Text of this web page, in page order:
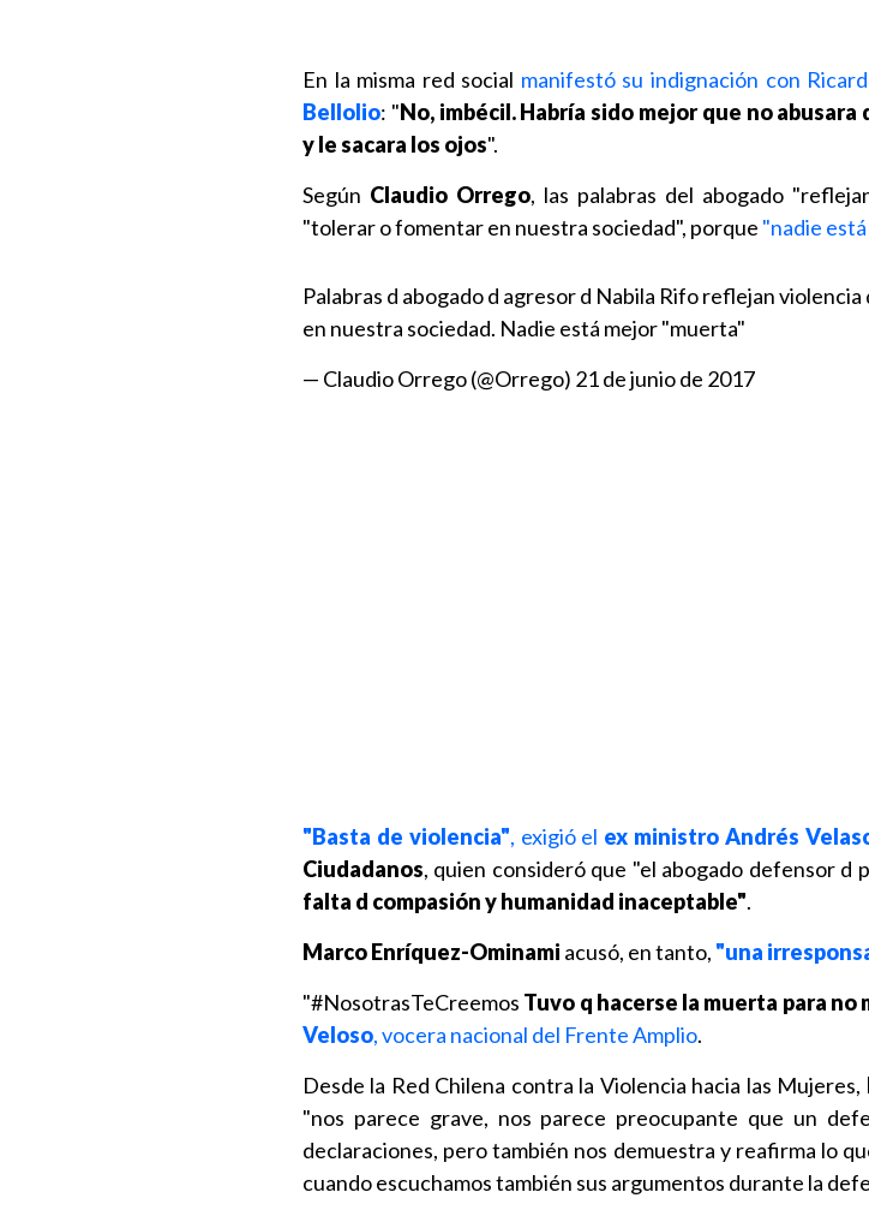
En la misma red social manifestó su indignación con
Bellolio: "No, imbécil. Habría sido mejor que no
y le sacara los ojos".
Según Claudio Orrego, las palabras del abogado
"tolerar o fomentar en nuestra sociedad", porque "nadie
Palabras d abogado d agresor d Nabila Rifo reflejan
en nuestra sociedad. Nadie está mejor "muerta"
— Claudio Orrego (@Orrego) 21 de junio de 2017
"Basta de violencia", exigió el ex ministro Andrés
Ciudadanos, quien consideró que "el abogado defensor d
falta d compasión y humanidad inaceptable".
Marco Enríquez-Ominami acusó, en tanto, "una
"#NosotrasTeCreemos Tuvo q hacerse la muerta para no
Veloso, vocera nacional del Frente Amplio.
Desde la Red Chilena contra la Violencia hacia las Mujeres,
"nos parece grave, nos parece preocupante que un
declaraciones, pero también nos demuestra y reafirma lo
cuando escuchamos también sus argumentos durante la